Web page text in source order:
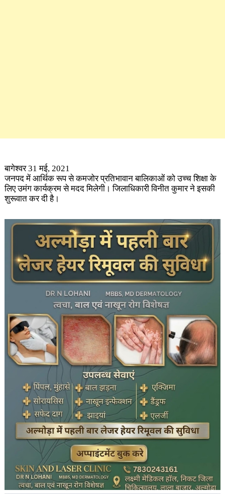
बागेश्वर 31 मई, 2021
जनपद में आर्थिक रूप से कमजोर प्रतिभावान बालिकाओं को उच्च​ शिक्षा के
लिए उमंग कार्यक्रम से मदद मिलेगी। जिलाधिकारी विनीत कुमार ने इसकी
शुरूवात कर दी है।